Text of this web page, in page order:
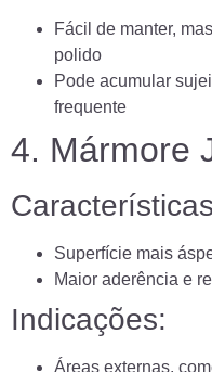
Fácil de manter,
polido
Pode acumular
frequente
4. Mármore
Superfície mais
Maior aderência e
Indicações:
Áreas externas,